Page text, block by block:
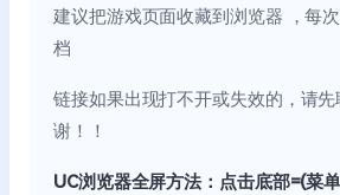
建议把游戏页面收藏到浏览器 ，每
档
链接如果出现打不开或失效的，请
谢！！
UC浏览器全屏方法：点击底部=(